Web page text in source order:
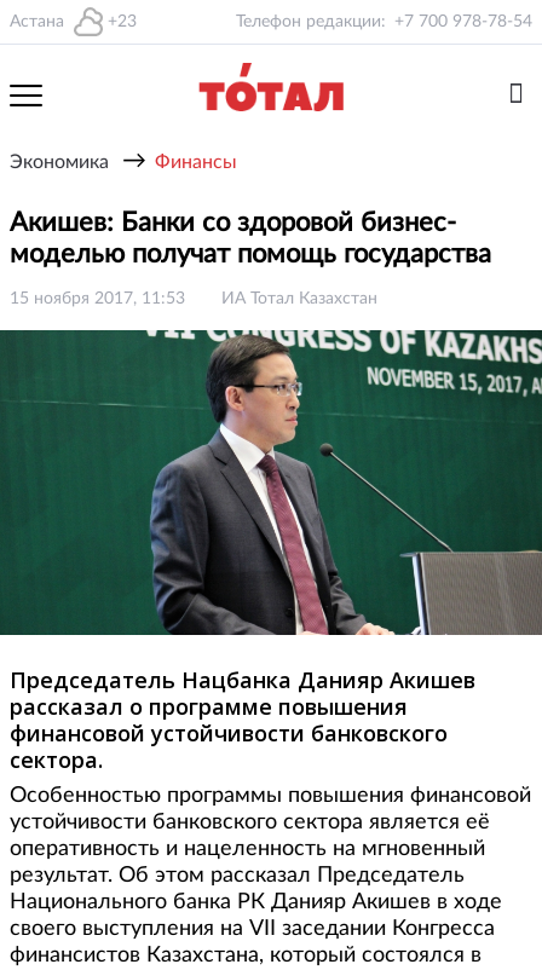
Астана +23 Телефон редакции: +7 700 978-78-54
Экономика → Финансы
Акишев: Банки со здоровой бизнес-
моделью получат помощь государства
15 ноября 2017, 11:53 ИА Тотал Казахстан
Председатель Нацбанка Данияр Акишев
рассказал о программе повышения
финансовой устойчивости банковского
сектора.
Особенностью программы повышения финансовой
устойчивости банковского сектора является её
оперативность и нацеленность на мгновенный
результат. Об этом рассказал Председатель
Национального банка РК Данияр Акишев в ходе
своего выступления на VII заседании Конгресса
финансистов Казахстана, который состоялся в